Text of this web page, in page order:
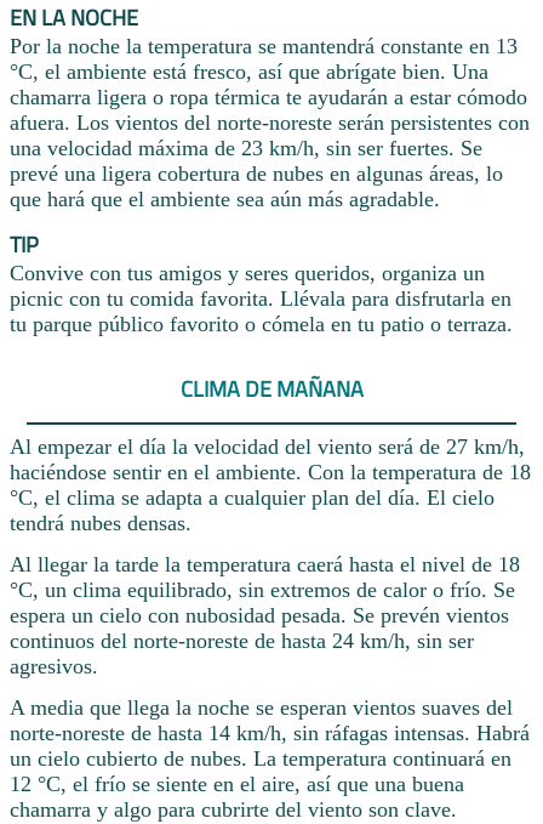
EN LA NOCHE
Por la noche la temperatura se mantendrá constante en 13
°C, el ambiente está fresco, así que abrígate bien. Una
chamarra ligera o ropa térmica te ayudarán a estar cómodo
afuera. Los vientos del norte-noreste serán persistentes con
una velocidad máxima de 23 km/h, sin ser fuertes. Se
prevé una ligera cobertura de nubes en algunas áreas, lo
que hará que el ambiente sea aún más agradable.
TIP
Convive con tus amigos y seres queridos, organiza un
picnic con tu comida favorita. Llévala para disfrutarla en
tu parque público favorito o cómela en tu patio o terraza.
CLIMA DE MAÑANA
Al empezar el día la velocidad del viento será de 27 km/h,
haciéndose sentir en el ambiente. Con la temperatura de 18
°C, el clima se adapta a cualquier plan del día. El cielo
tendrá nubes densas.
Al llegar la tarde la temperatura caerá hasta el nivel de 18
°C, un clima equilibrado, sin extremos de calor o frío. Se
espera un cielo con nubosidad pesada. Se prevén vientos
continuos del norte-noreste de hasta 24 km/h, sin ser
agresivos.
A media que llega la noche se esperan vientos suaves del
norte-noreste de hasta 14 km/h, sin ráfagas intensas. Habrá
un cielo cubierto de nubes. La temperatura continuará en
12 °C, el frío se siente en el aire, así que una buena
chamarra y algo para cubrirte del viento son clave.